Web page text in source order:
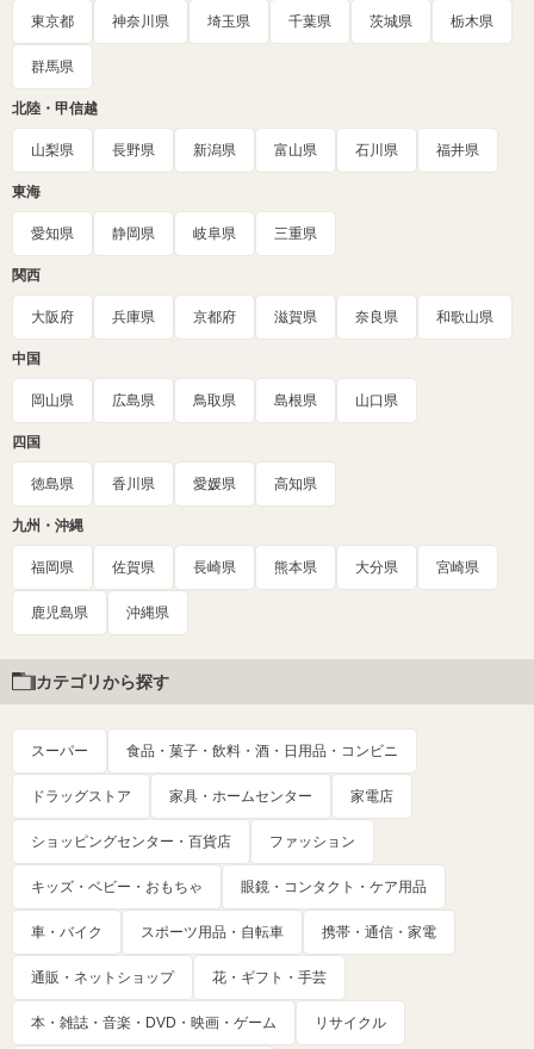
東京都 神奈川県 埼玉県 千葉県 茨城県 栃木県
群馬県
北陸・甲信越
山梨県 長野県 新潟県 富山県 石川県 福井県
東海
愛知県 静岡県 岐阜県 三重県
関西
大阪府 兵庫県 京都府 滋賀県 奈良県 和歌山県
中国
岡山県 広島県 鳥取県 島根県 山口県
四国
徳島県 香川県 愛媛県 高知県
九州・沖縄
福岡県 佐賀県 長崎県 熊本県 大分県 宮崎県
鹿児島県 沖縄県
カテゴリから探す
スーパー 食品・菓子・飲料・酒・日用品・コンビニ
ドラッグストア 家具・ホームセンター 家電店
ショッピングセンター・百貨店 ファッション
キッズ・ベビー・おもちゃ 眼鏡・コンタクト・ケア用品
車・バイク スポーツ用品・自転車 携帯・通信・家電
通販・ネットショップ 花・ギフト・手芸
本・雑誌・音楽・DVD・映画・ゲーム リサイクル